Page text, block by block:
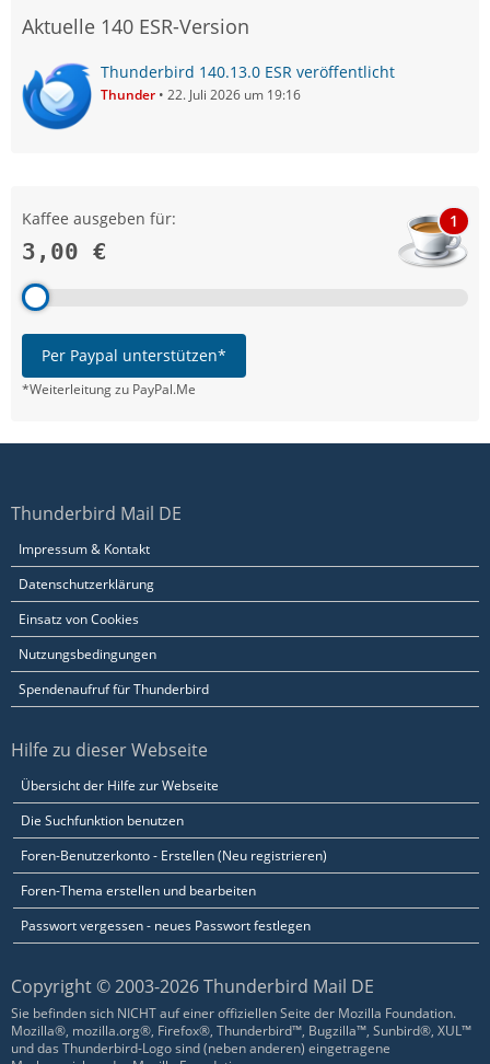
Aktuelle 140 ESR-Version
Thunderbird 140.13.0 ESR veröffentlicht
Thunder 22. Juli 2026 um 19:16
Kaffee ausgeben für:
3,00 €
1
Per Paypal unterstützen*
*Weiterleitung zu PayPal.Me
Thunderbird Mail DE
Impressum & Kontakt
Datenschutzerklärung
Einsatz von Cookies
Nutzungsbedingungen
Spendenaufruf für Thunderbird
Hilfe zu dieser Webseite
Übersicht der Hilfe zur Webseite
Die Suchfunktion benutzen
Foren-Benutzerkonto - Erstellen (Neu registrieren)
Foren-Thema erstellen und bearbeiten
Passwort vergessen - neues Passwort festlegen
Copyright © 2003-2026 Thunderbird Mail DE
Sie befinden sich NICHT auf einer offiziellen Seite der Mozilla Foundation.
Mozilla®, mozilla.org®, Firefox®, Thunderbird™, Bugzilla™, Sunbird®, XUL™
und das Thunderbird-Logo sind (neben anderen) eingetragene